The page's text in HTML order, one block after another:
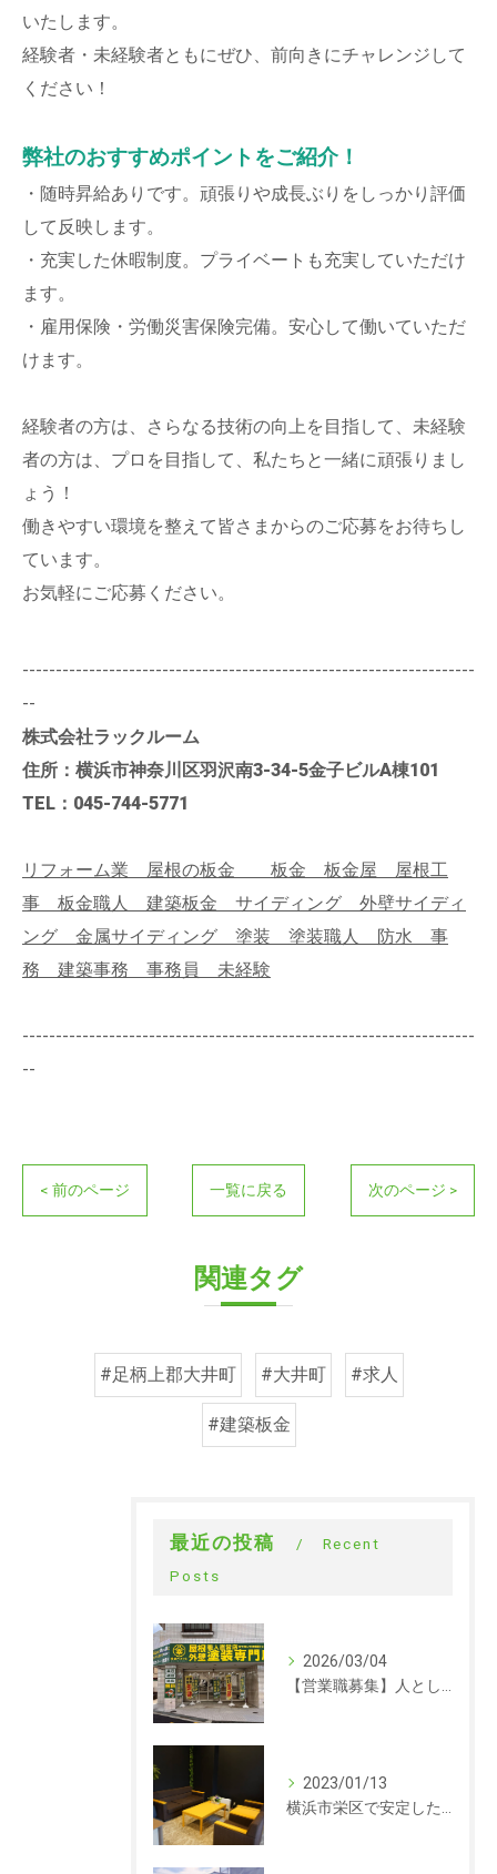
いたします。
経験者・未経験者ともにぜひ、前向きにチャレンジして
ください！
弊社のおすすめポイントをご紹介！
・随時昇給ありです。頑張りや成長ぶりをしっかり評価
して反映します。
・充実した休暇制度。プライベートも充実していただけ
ます。
・雇用保険・労働災害保険完備。安心して働いていただ
けます。
経験者の方は、さらなる技術の向上を目指して、未経験
者の方は、プロを目指して、私たちと一緒に頑張りまし
ょう！
働きやすい環境を整えて皆さまからのご応募をお待ちし
ています。
お気軽にご応募ください。
--------------------------------------------------------------------
--
株式会社ラックルーム
住所：横浜市神奈川区羽沢南3-34-5金子ビルA棟101
TEL：045-744-5771
リフォーム業 屋根の板金 板金 板金屋 屋根工
事 板金職人 建築板金 サイディング 外壁サイディ
ング 金属サイディング 塗装 塗装職人 防水 事
務 建築事務 事務員 未経験
--------------------------------------------------------------------
--
< 前のページ 一覧に戻る 次のページ >
関連タグ
#足柄上郡大井町 #大井町 #求人
#建築板金
最近の投稿
Recent
Posts
2026/03/04
2023/01/13